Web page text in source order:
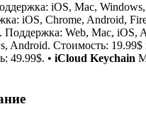
iOS, Mac, Windows,
iOS, Chrome, Android,
Web, Mac, iOS,
Стоимость:
49.99$. • iCloud Keychain